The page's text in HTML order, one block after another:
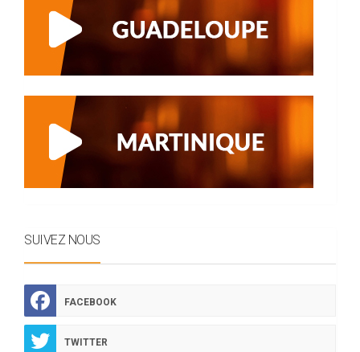
SUIVEZ NOUS
FACEBOOK
TWITTER